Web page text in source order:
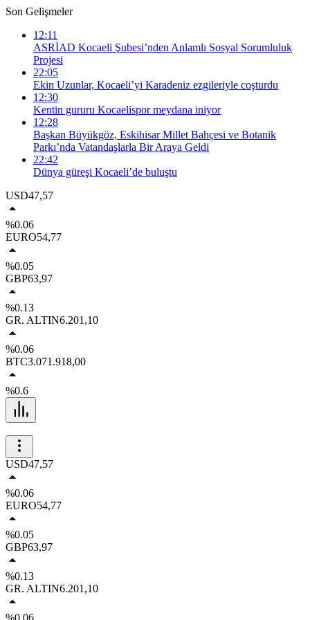
Son Gelişmeler
12:11
ASRİAD Kocaeli Şubesi’nden Anlamlı Sosyal Sorumluluk
Projesi
22:05
Ekin Uzunlar, Kocaeli’yi Karadeniz ezgileriyle coşturdu
12:30
Kentin gururu Kocaelispor meydana iniyor
12:28
Başkan Büyükgöz, Eskihisar Millet Bahçesi ve Botanik
Parkı’nda Vatandaşlarla Bir Araya Geldi
22:42
Dünya güreşi Kocaeli’de buluştu
USD47,57
%0.06
EURO54,77
%0.05
GBP63,97
%0.13
GR. ALTIN6.201,10
%0.06
BTC3.071.918,00
%0.6
USD47,57
%0.06
EURO54,77
%0.05
GBP63,97
%0.13
GR. ALTIN6.201,10
%0.06